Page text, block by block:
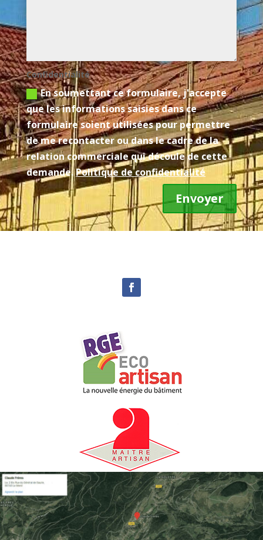
Confidentialité
En soumettant ce formulaire, j'accepte
que les informations saisies dans ce
formulaire soient utilisées pour permettre
de me recontacter ou dans le cadre de la
relation commerciale qui découle de cette
demande.Politique de confidentialité
Envoyer